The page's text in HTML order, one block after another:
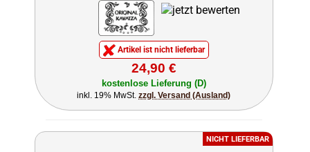
Artikel ist nicht lieferbar
24,90 €
kostenlose Lieferung (D)
inkl. 19% MwSt.zzgl. Versand (Ausland)
NICHT LIEFERBAR